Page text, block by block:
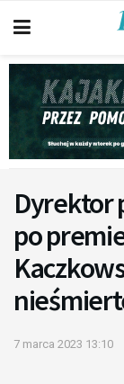
Dyrektor
po
7 marca 2023 13:10